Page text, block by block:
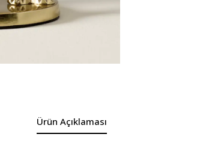
Ürün Açıklaması